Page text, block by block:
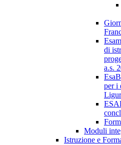
di
a.s.
per i
Moduli
Istruzione e